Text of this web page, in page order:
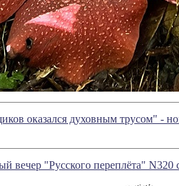
оказался духовным трусом" -
вечер "Русского переплёта" N320